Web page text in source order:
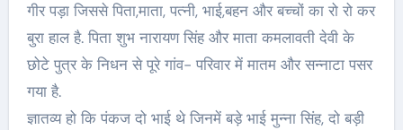
गीर पड़ा जिससे पिता,माता, पत्नी, भाई,बहन और बच्चों का रो रो कर
बुरा हाल है. पिता शुभ नारायण सिंह और माता कमलावती देवी के
छोटे पुत्र के निधन से पूरे गांव- परिवार में मातम और सन्नाटा पसर
गया है.
ज्ञातव्य हो कि पंकज दो भाई थे जिनमें बड़े भाई मुन्ना सिंह, दो बड़ी